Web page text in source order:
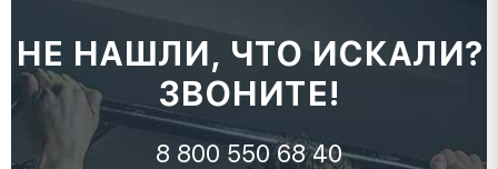
НЕ НАШЛИ, ЧТО ИСКАЛИ?
ЗВОНИТЕ!
8 800 550 68 40